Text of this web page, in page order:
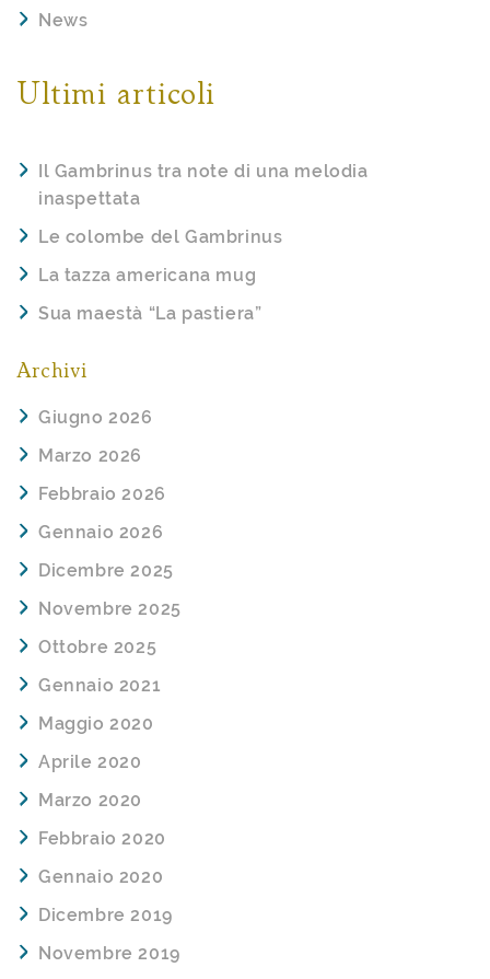
News
Ultimi articoli
Il Gambrinus tra note di una melodia
inaspettata
Le colombe del Gambrinus
La tazza americana mug
Sua maestà “La pastiera”
Archivi
Giugno 2026
Marzo 2026
Febbraio 2026
Gennaio 2026
Dicembre 2025
Novembre 2025
Ottobre 2025
Gennaio 2021
Maggio 2020
Aprile 2020
Marzo 2020
Febbraio 2020
Gennaio 2020
Dicembre 2019
Novembre 2019